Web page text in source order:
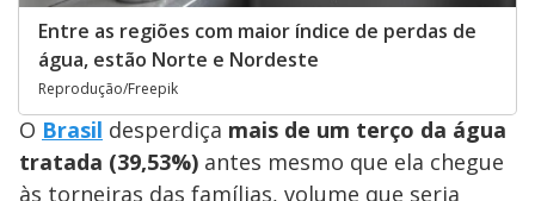
Entre as regiões com maior índice de perdas de
água, estão Norte e Nordeste
Reprodução/Freepik
O Brasil desperdiça mais de um terço da água
tratada (39,53%) antes mesmo que ela chegue
às torneiras das famílias, volume que seria